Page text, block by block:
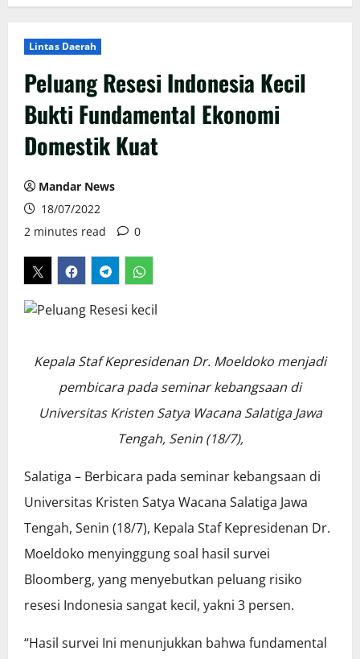
Lintas Daerah
Peluang Resesi Indonesia Kecil
Bukti Fundamental Ekonomi
Domestik Kuat
Mandar News
18/07/2022
2 minutes read
0
Kepala Staf Kepresidenan Dr. Moeldoko menjadi
pembicara pada seminar kebangsaan di
Universitas Kristen Satya Wacana Salatiga Jawa
Tengah, Senin (18/7),
Salatiga – Berbicara pada seminar kebangsaan di
Universitas Kristen Satya Wacana Salatiga Jawa
Tengah, Senin (18/7), Kepala Staf Kepresidenan Dr.
Moeldoko menyinggung soal hasil survei
Bloomberg, yang menyebutkan peluang risiko
resesi Indonesia sangat kecil, yakni 3 persen.
“Hasil survei Ini menunjukkan bahwa fundamental